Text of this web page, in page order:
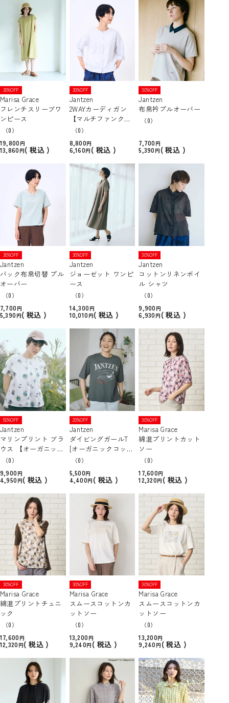
30%OFF
Marisa Grace
フレンチスリーブワ
ンピース
（0）
19,800
13,860
税込
30%OFF
Jantzen
2WAYカーディガン
【マルチファンクシ
ョン】 【UVカット/
冷感】
（0）
8,800
6,160
税込
30%OFF
Jantzen
布帛衿プルオーバー
（0）
7,700
5,390
税込
30%OFF
Jantzen
バック布帛切替 プル
オーバー
（0）
7,700
5,390
税込
30%OFF
Jantzen
ジョーゼット ワンピ
ース
（0）
14,300
10,010
税込
30%OFF
Jantzen
コットンリネンボイ
ル シャツ
（0）
9,900
6,930
税込
50%OFF
Jantzen
マリンプリント ブラ
ウス 【オーガニック
コットン】
（0）
9,900
4,950
税込
20%OFF
Jantzen
ダイビングガールT
[オーガニックコット
ン]（0）
5,500
4,400
税込
30%OFF
Marisa Grace
綿混プリントカット
ソー
（0）
17,600
12,320
税込
30%OFF
Marisa Grace
綿混プリントチュニ
ック
（0）
17,600
12,320
税込
30%OFF
Marisa Grace
スムースコットンカ
ットソー
（0）
13,200
9,240
税込
30%OFF
Marisa Grace
スムースコットンカ
ットソー
（0）
13,200
9,240
税込